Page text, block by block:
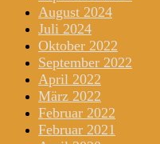
August 2024
Juli 2024
Oktober 2022
September 2022
April 2022
März 2022
Februar 2022
Februar 2021